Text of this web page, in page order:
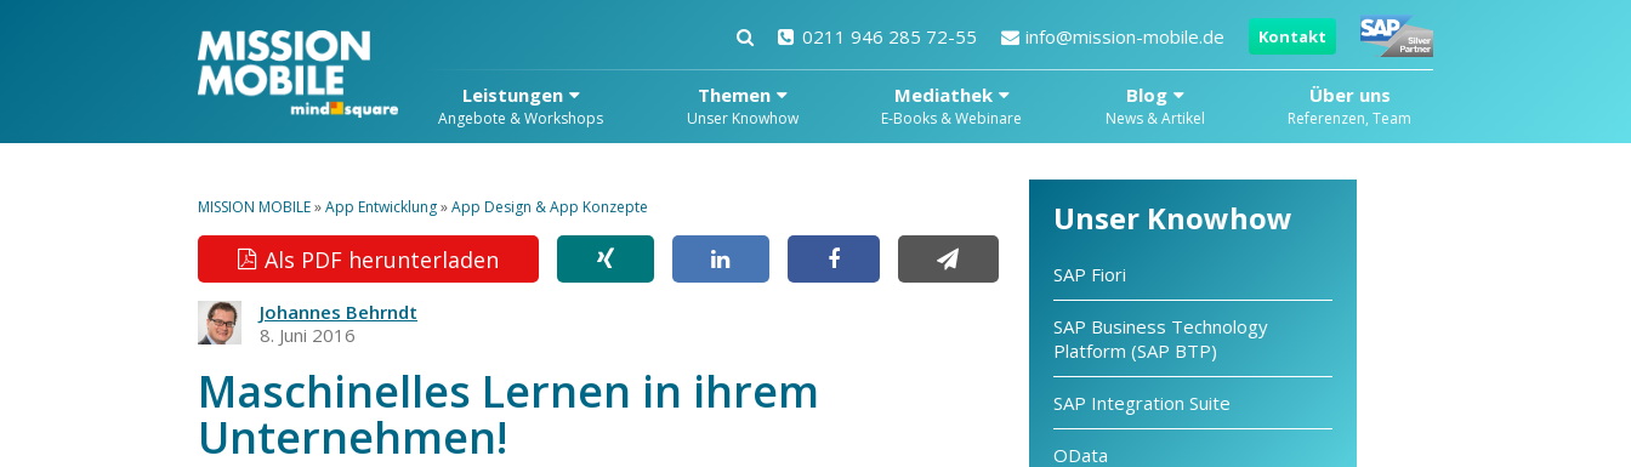
0211 946 285 72-55 info@mission-mobile.de Kontakt
Leistungen
Angebote & Workshops
Themen
Unser Knowhow
Mediathek
E-Books & Webinare
Blog
News & Artikel
Über uns
Referenzen, Team
MISSION MOBILE»App Entwicklung»App Design & App Konzepte
Als PDF herunterladen
Johannes Behrndt
8. Juni 2016
Maschinelles Lernen in ihrem
Unternehmen!
Unser Knowhow
SAP Fiori
SAP Business Technology
Platform (SAP BTP)
SAP Integration Suite
OData